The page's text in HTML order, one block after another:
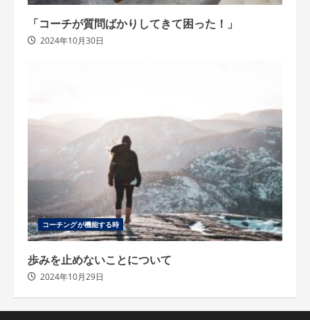
「コーチが質問ばかりしてきて困った！」
2024年10月30日
コーチングが機能する時
歩みを止めないことについて
2024年10月29日